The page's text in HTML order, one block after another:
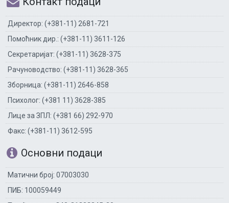
Директор: (+381-11) 2681-721
Помоћник дир.: (+381-11) 3611-126
Секретаријат: (+381-11) 3628-375
Рачуноводство: (+381-11) 3628-365
Зборница: (+381-11) 2646-858
Психолог: (+381 11) 3628-385
Лице за ЗПЛ: (+381 66) 292-970
Факс: (+381-11) 3612-595
Основни подаци
Матични број: 07003030
ПИБ: 100059449